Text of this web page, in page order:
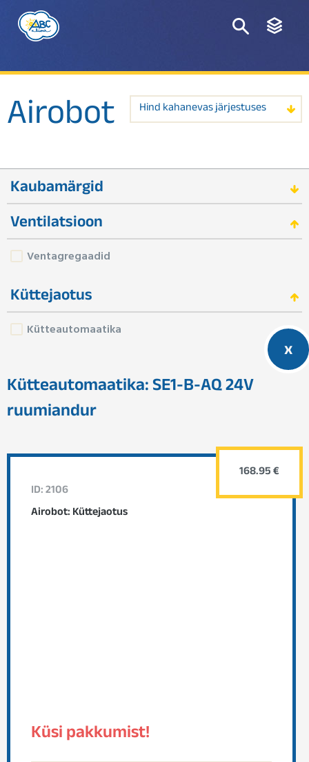
Airobot Hind kahanevas järjestuses
Kaubamärgid
Ventilatsioon
Ventagregaadid
Küttejaotus
Kütteautomaatika
Kütteautomaatika: SE1-B-AQ 24V
ruumiandur
x
ID: 2106
Airobot: Küttejaotus
Küsi pakkumist!
168.95 €